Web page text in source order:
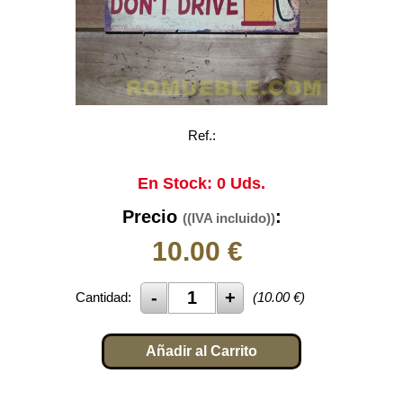
Ref.:
En Stock: 0 Uds.
Precio ((IVA incluido)):
10.00 €
Cantidad: (10.00€)
Añadir al Carrito